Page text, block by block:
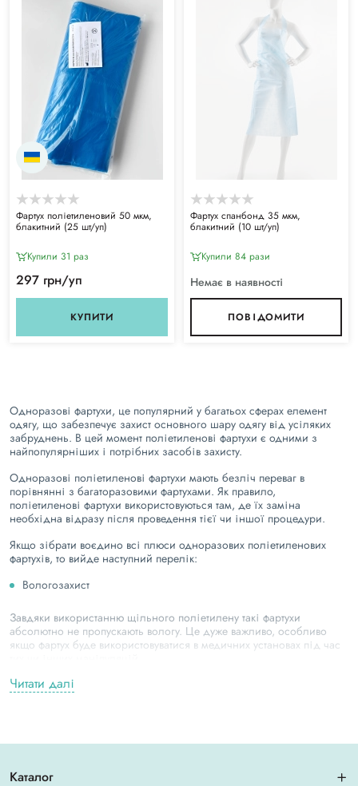
Фартух поліетиленовий 50 мкм,
блакитний (25 шт/уп)
Купили 31 раз
297 грн/уп
КУПИТИ
Фартух спанбонд 35 мкм,
блакитний (10 шт/уп)
Купили 84 рази
Немає в наявності
ПОВІДОМИТИ
Одноразові фартухи, це популярний у багатьох сферах елемент
одягу, що забезпечує захист основного шару одягу від усіляких
забруднень. В цей момент поліетиленові фартухи є одними з
найпопулярніших і потрібних засобів захисту.
Одноразові поліетиленові фартухи мають безліч переваг в
порівнянні з багаторазовими фартухами. Як правило,
поліетиленові фартухи використовуються там, де їх заміна
необхідна відразу після проведення тієї чи іншої процедури.
Якщо зібрати воєдино всі плюси одноразових поліетиленових
фартухів, то вийде наступний перелік:
Вологозахист
Завдяки використанню щільного поліетилену такі фартухи
абсолютно не пропускають вологу. Це дуже важливо, особливо
якщо фартух буде використовуватися в медичних установах під час
Стерильність і гігієнічність
поки їх не розпакують. Завдяки такій чистоті, одноразові
установах, так і на підприємствах громадського харчування де
Читати далі
Каталог